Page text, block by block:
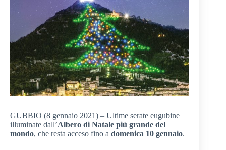
GUBBIO (8 gennaio 2021) – Ultime serate eugubine
illuminate dall’Albero di Natale più grande del
mondo, che resta acceso fino a domenica 10 gennaio.